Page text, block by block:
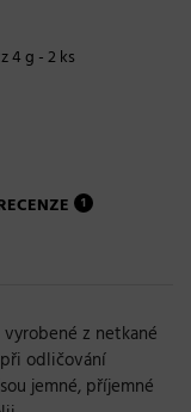
4 g - 2 ks
1
vyrobené z netkané
odličování
jemné, příjemné